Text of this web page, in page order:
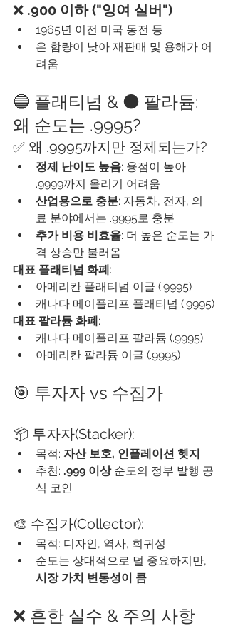
❌ .900 이하 ("잉여 실버")
1965년 이전 미국 동전 등
은 함량이 낮아 재판매 및 용해가 어
려움
🔵 플래티넘 & ⚫ 팔라듐:
왜 순도는 .9995?
✅ 왜 .9995까지만 정제되는가?
정제 난이도 높음: 융점이 높아
.9999까지 올리기 어려움
산업용으로 충분: 자동차, 전자, 의
료 분야에서는 .9995로 충분
추가 비용 비효율: 더 높은 순도는 가
격 상승만 불러옴
대표 플래티넘 화폐:
아메리칸 플래티넘 이글 (.9995)
캐나다 메이플리프 플래티넘 (.9995)
대표 팔라듐 화폐:
캐나다 메이플리프 팔라듐 (.9995)
아메리칸 팔라듐 이글 (.9995)
🎯 투자자 vs 수집가
📦 투자자(Stacker):
목적: 자산 보호, 인플레이션 헷지
추천: .999 이상 순도의 정부 발행 공
식 코인
🎨 수집가(Collector):
목적: 디자인, 역사, 희귀성
순도는 상대적으로 덜 중요하지만,
시장 가치 변동성이 큼
❌ 흔한 실수 & 주의 사항